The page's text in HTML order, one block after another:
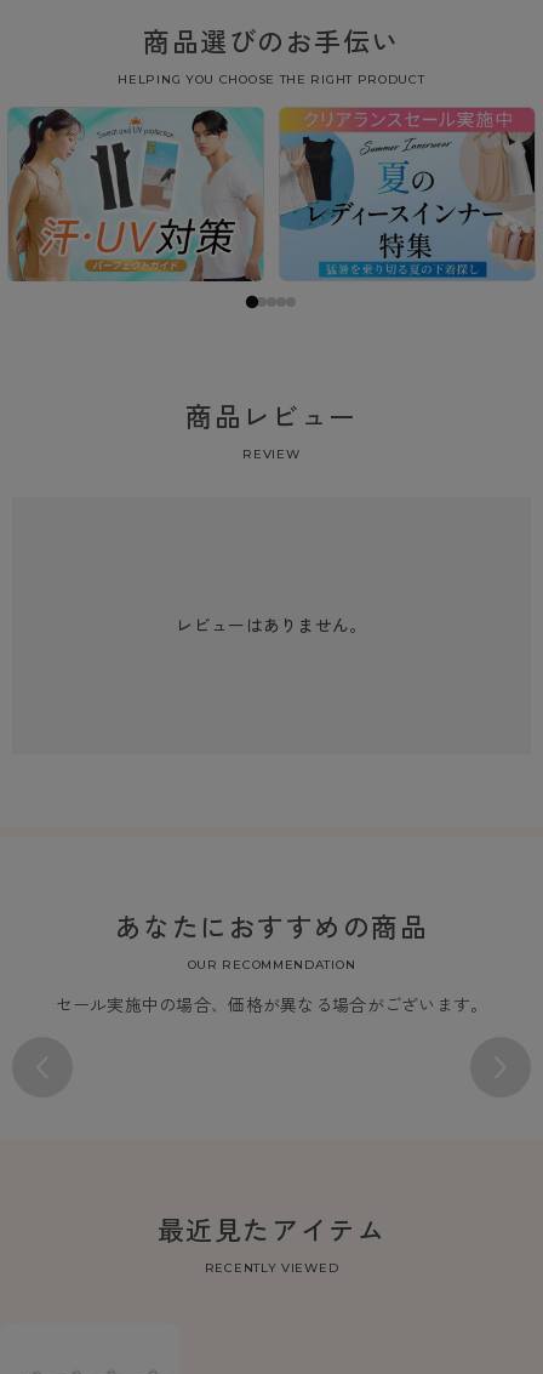
商品選びのお手伝い
HELPING YOU CHOOSE THE RIGHT PRODUCT
商品レビュー
REVIEW
レビューはありません。
あなたにおすすめの商品
OUR RECOMMENDATION
セール実施中の場合、価格が異なる場合がございます。
最近見たアイテム
RECENTLY VIEWED